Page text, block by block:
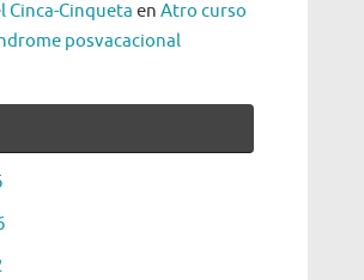
Cinca-Cinqueta en Atro curso
posvacacional